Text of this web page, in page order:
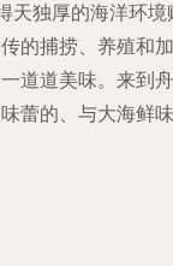
天独厚的海洋环境
的捕捞、养殖和加
道道美味。来到舟
蕾的、与大海鲜味